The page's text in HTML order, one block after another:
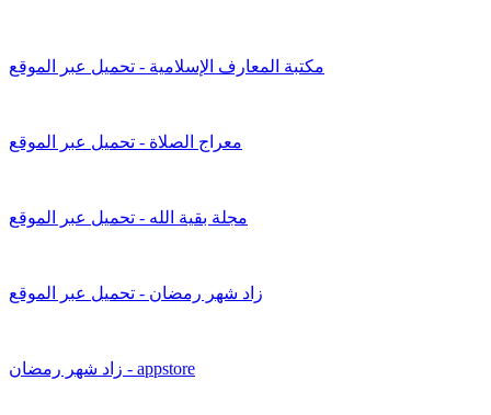
مكتبة المعارف الإسلامية - تحميل عبر الموقع
معراج الصلاة - تحميل عبر الموقع
مجلة بقية الله - تحميل عبر الموقع
زاد شهر رمضان - تحميل عبر الموقع
زاد شهر رمضان - appstore